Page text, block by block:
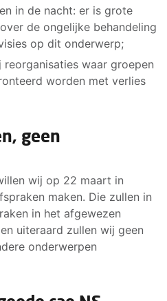
in de nacht: er is grote
de ongelijke behandeling
op dit onderwerp;
reorganisaties waar groepen
worden met verlies
geen
wij op 22 maart in
maken. Die zullen in
in het afgewezen
uiteraard zullen wij geen
onderwerpen